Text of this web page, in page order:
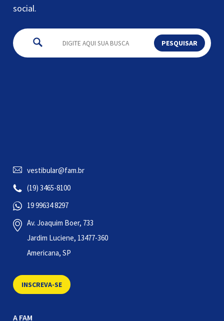
social.
vestibular@fam.br
(19) 3465-8100
19 99634 8297
Av. Joaquim Boer, 733
Jardim Luciene, 13477-360
Americana, SP
INSCREVA-SE
A FAM